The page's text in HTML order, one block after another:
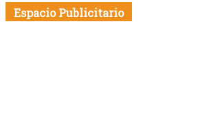
Espacio Publicitario